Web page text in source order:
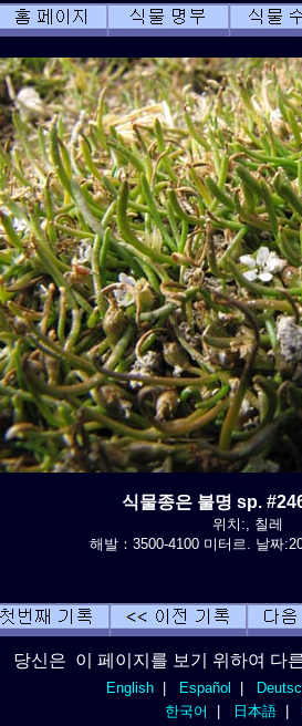
식물종은 불명 sp.
위치:, 칠레
해발：3500-4100 미터르. 날짜
당신은 이 페이지를 보기 위하여 다
English| Español
한국어
日本語